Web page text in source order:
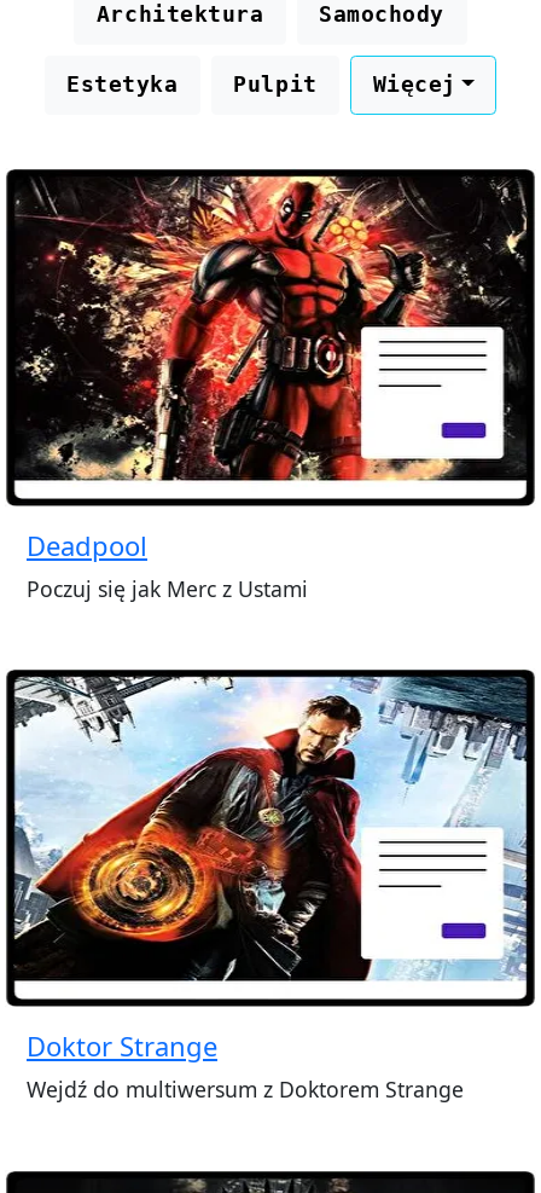
Architektura Samochody
Estetyka Pulpit Więcej
Deadpool
Poczuj się jak Merc z Ustami
Doktor Strange
Wejdź do multiwersum z Doktorem Strange